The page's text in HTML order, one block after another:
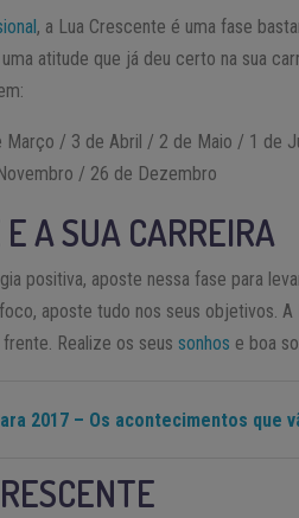
, a Lua Crescente é uma fase
atitude que já deu certo na sua
/ 3 de Abril / 2 de Maio / 1 de
/ 26 de Dezembro
A SUA CARREIRA
positiva, aposte nessa fase para
aposte tudo nos seus objetivos.
Realize os seussonhos e boa
2017 – Os acontecimentos que